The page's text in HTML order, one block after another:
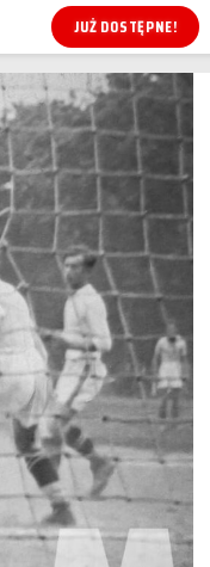
KUP ONLINE!